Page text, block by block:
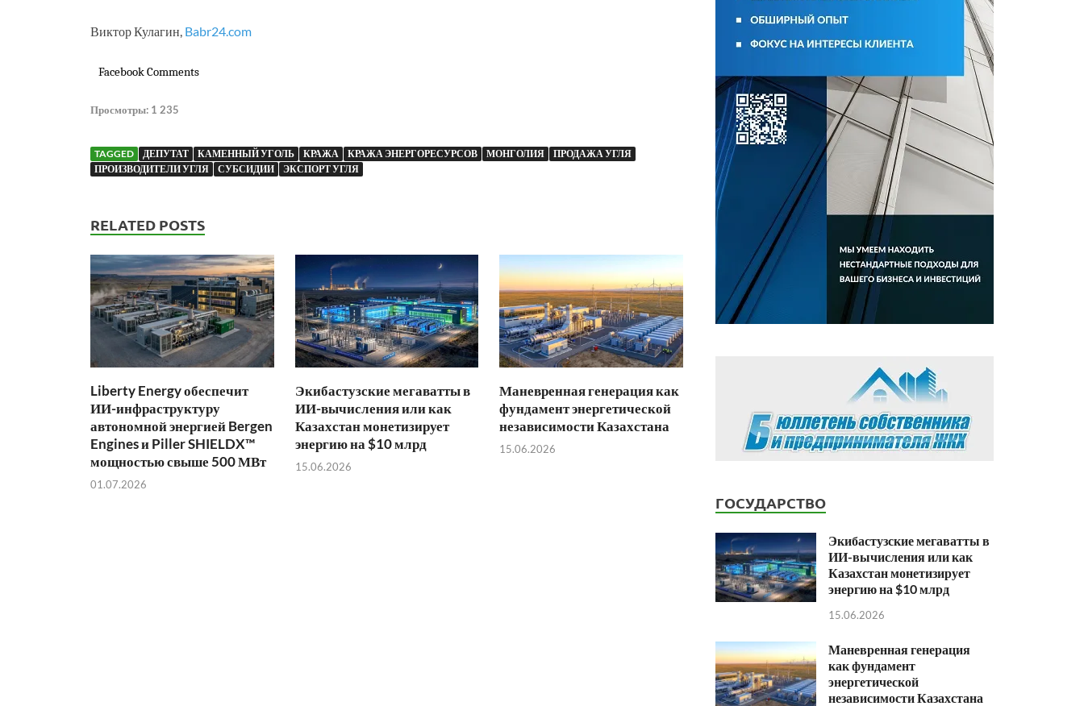
Виктор Кулагин, Babr24.com
Facebook Comments
Просмотры: 1 235
TAGGED ДЕПУТАТ КАМЕННЫЙ УГОЛЬ КРАЖА КРАЖА ЭНЕРГОРЕСУРСОВ МОНГОЛИЯ
ПРОДАЖА УГЛЯ
ПРОИЗВОДИТЕЛИ УГЛЯ
СУБСИДИИ ЭКСПОРТ УГЛЯ
RELATED POSTS
Liberty Energy обеспечит
ИИ-инфраструктуру
автономной энергией Bergen
Engines и Piller SHIELDX™
мощностью свыше 500 МВт
01.07.2026
Экибастузские мегаватты в
ИИ-вычисления или как
Казахстан монетизирует
энергию на $10 млрд
15.06.2026
Маневренная генерация как
фундамент энергетической
независимости Казахстана
15.06.2026
ГОСУДАРСТВО
Экибастузские мегаватты в
ИИ-вычисления или как
Казахстан монетизирует
энергию на $10 млрд
15.06.2026
Маневренная генерация
как фундамент
энергетической
независимости Казахстана